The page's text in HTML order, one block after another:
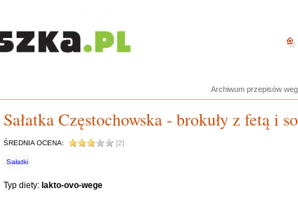
Archiwum przepisów
Sałatka Częstochowska - brokuły z fetą i
ŚREDNIA OCENA: [2]
Sałatki
Typ diety: lakto-ovo-wege